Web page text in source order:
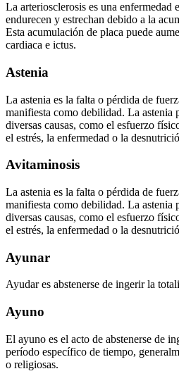
La arteriosclerosis es una enfermedad
endurecen y estrechan debido a la
Esta acumulación de placa puede
cardiaca e ictus.
Astenia
La astenia es la falta o pérdida de
manifiesta como debilidad. La astenia
diversas causas, como el esfuerzo
el estrés, la enfermedad o la
Avitaminosis
La astenia es la falta o pérdida de
manifiesta como debilidad. La astenia
diversas causas, como el esfuerzo
el estrés, la enfermedad o la
Ayunar
Ayudar es abstenerse de ingerir la
Ayuno
El ayuno es el acto de abstenerse de
período específico de tiempo,
o religiosas.